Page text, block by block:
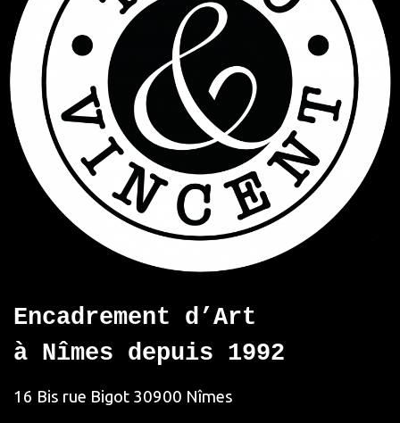
Encadrement d’Art
à Nîmes depuis 1992
16 Bis rue Bigot 30900 Nîmes